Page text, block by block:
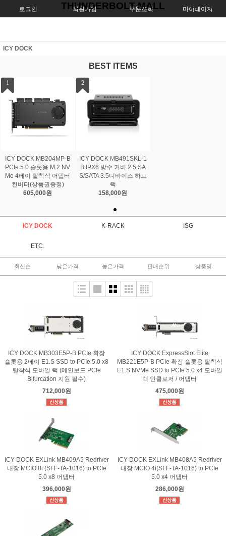
로그인 회원가입 주문조회 마이페이지
THUNDERBOLT MALL
ICY DOCK
BEST ITEMS
1
ICY DOCK MB204MP-B
PCIe 5.0 슬롯용 M.2 NV
Me 4베이 탈착식 어댑터
컨버터(상품권증정)
605,000원
2
ICY DOCK MB491SKL-1
B IPX6 방수 커버 2.5 SA
S/SATA 3.5디바이스 하드
랙
158,000원
ICY DOCK K-RACK ISG
ETC.
최신순 낮은가격 높은가격 판매순위 상품명
ICY DOCK MB303E5P-B PCIe 확장
슬롯용 2베이 E1.S SSD to PCIe 5.0 x8
탈착식 모바일 랙 (메인보드 PCIe
Bifurcation 지원 필수)
712,000원
ICY DOCK ExpressSlot Elite
MB221E5P-B PCIe 확장 슬롯용 탈착식
E1.S NVMe SSD to PCIe 5.0 x4 모바일
랙 인클로저 / 어댑터
475,000원
ICY DOCK EXLink MB409A5 Redriver
내장 MCIO 8i (SFF-TA-1016) to PCIe
5.0 x8 어댑터
396,000원
ICY DOCK EXLink MB408A5 Redriver
내장 MCIO 4i(SFF-TA-1016) to PCIe
5.0 x4 어댑터
286,000원